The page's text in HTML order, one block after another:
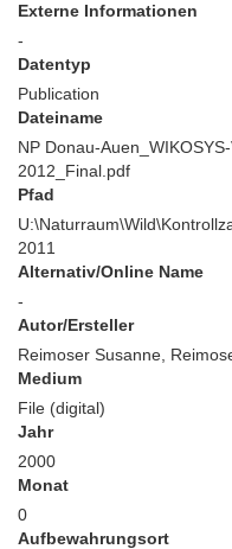
Externe Informationen
-
Datentyp
Publication
Dateiname
NP Donau-
2012_Final.pdf
Pfad
2011
Alternativ/Online Name
-
Autor/Ersteller
Reimoser
Medium
File (digital)
Jahr
2000
Monat
0
Aufbewahrungsort